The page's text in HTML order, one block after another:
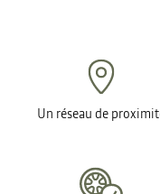
Un réseau de